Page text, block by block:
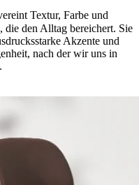
Textur, Farbe und
die den Alltag bereichert. Sie
Akzente und
nach der wir uns in